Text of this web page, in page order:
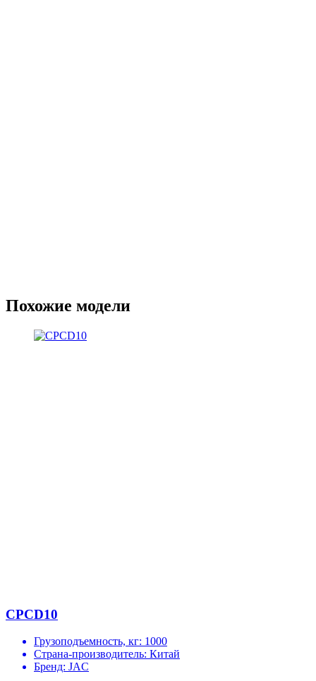
Похожие модели
CPCD10
Грузоподъемность, кг: 1000
Страна-производитель: Китай
Бренд: JAC